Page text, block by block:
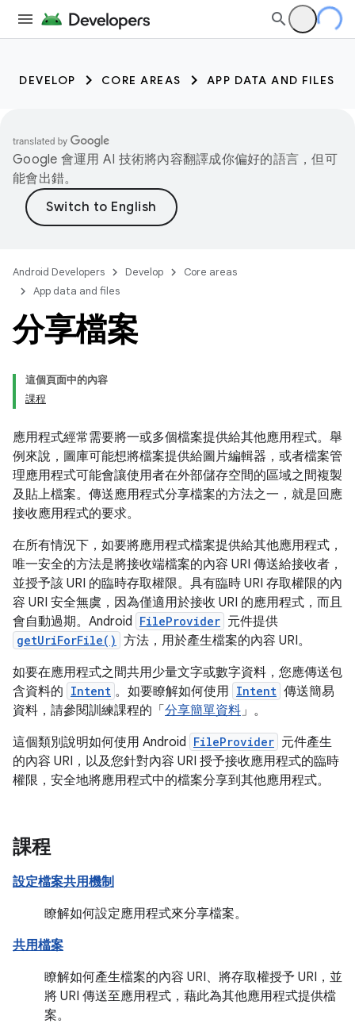
DEVELOP CORE AREAS APP DATA AND FILES
Google 會運用 AI 技術將內容翻譯成你偏好的語言，但可
能會出錯。
Android Developers Develop
Core areas
App data and files
分享檔案
這個頁面中的內容
課程
應用程式經常需要將一或多個檔案提供給其他應用程式。舉
例來說，圖庫可能想將檔案提供給圖片編輯器，或者檔案管
理應用程式可能會讓使用者在外部儲存空間的區域之間複製
及貼上檔案。傳送應用程式分享檔案的方法之一，就是回應
接收應用程式的要求。
在所有情況下，如要將應用程式檔案提供給其他應用程式，
唯一安全的方法是將接收端檔案的內容 URI 傳送給接收者，
並授予該 URI 的臨時存取權限。具有臨時 URI 存取權限的內
容 URI 安全無虞，因為僅適用於接收 URI 的應用程式，而且
會自動過期。Android FileProvider 元件提供
getUriForFile() 方法，用於產生檔案的內容 URI。
如要在應用程式之間共用少量文字或數字資料，您應傳送包
含資料的 Intent 。如要瞭解如何使用 Intent 傳送簡易
資料，請參閱訓練課程的「 分享簡單資料」。
這個類別說明如何使用 Android FileProvider 元件產生
的內容 URI，以及您針對內容 URI 授予接收應用程式的臨時
權限，安全地將應用程式中的檔案分享到其他應用程式。
課程
設定檔案共用機制
瞭解如何設定應用程式來分享檔案。
共用檔案
瞭解如何產生檔案的內容 URI、將存取權授予 URI，並
將 URI 傳送至應用程式，藉此為其他應用程式提供檔
案。